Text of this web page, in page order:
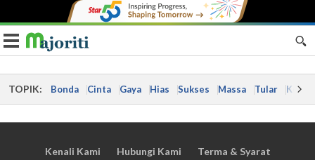
Toggle navigation
TOPIK: Bonda Cinta Gaya Hias Sukses Massa Tular Kes
Kenali Kami Hubungi Kami Terma & Syarat